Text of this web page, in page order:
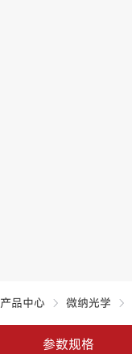
产品中心 微纳光学
参数规格